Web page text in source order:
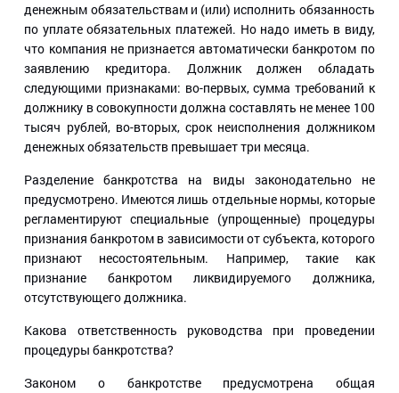
денежным обязательствам и (или) исполнить обязанность
по уплате обязательных платежей. Но надо иметь в виду,
что компания не признается автоматически банкротом по
заявлению кредитора. Должник должен обладать
следующими признаками: во-первых, сумма требований к
должнику в совокупности должна составлять не менее 100
тысяч рублей, во-вторых, срок неисполнения должником
денежных обязательств превышает три месяца.
Разделение банкротства на виды законодательно не
предусмотрено. Имеются лишь отдельные нормы, которые
регламентируют специальные (упрощенные) процедуры
признания банкротом в зависимости от субъекта, которого
признают несостоятельным. Например, такие как
признание банкротом ликвидируемого должника,
отсутствующего должника.
Какова ответственность руководства при проведении
процедуры банкротства?
Законом о банкротстве предусмотрена общая